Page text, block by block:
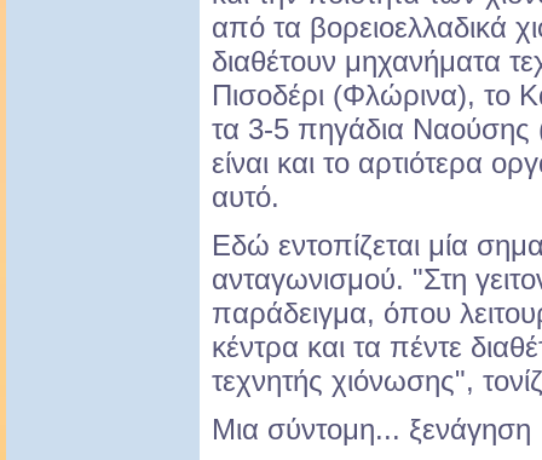
από τα βορειοελλαδικά
διαθέτουν μηχανήματα
Πισοδέρι (Φλώρινα), το
τα 3-5 πηγάδια Ναούσης
είναι και το αρτιότερα
αυτό.
Εδώ εντοπίζεται μία
ανταγωνισμού. "Στη
παράδειγμα, όπου
κέντρα και τα πέντε
τεχνητής χιόνωσης",
Μια σύντομη... ξενάγηση